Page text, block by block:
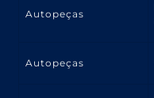
Autopeças
Autopeças